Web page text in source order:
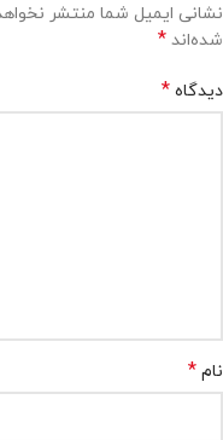
نشانی ایمیل شما منتشر
شده‌اند *
دیدگاه *
نام *